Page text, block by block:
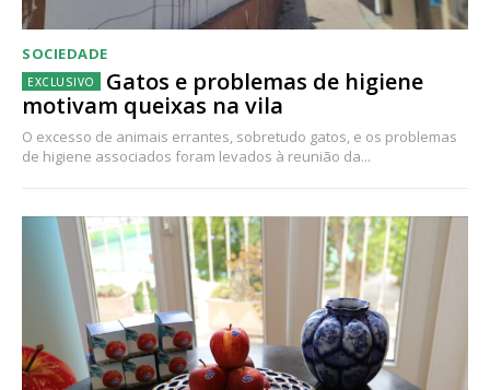
SOCIEDADE
Gatos e problemas de higiene
motivam queixas na vila
O excesso de animais errantes, sobretudo gatos, e os problemas
de higiene associados foram levados à reunião da...